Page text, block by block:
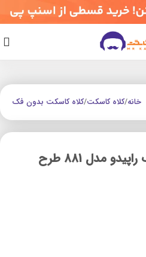
خانه/کلاه کاسکت/کلاه کاسکت بدون فک
کلاه کاسکت بدون فک راپیدو مدل 881 طرح